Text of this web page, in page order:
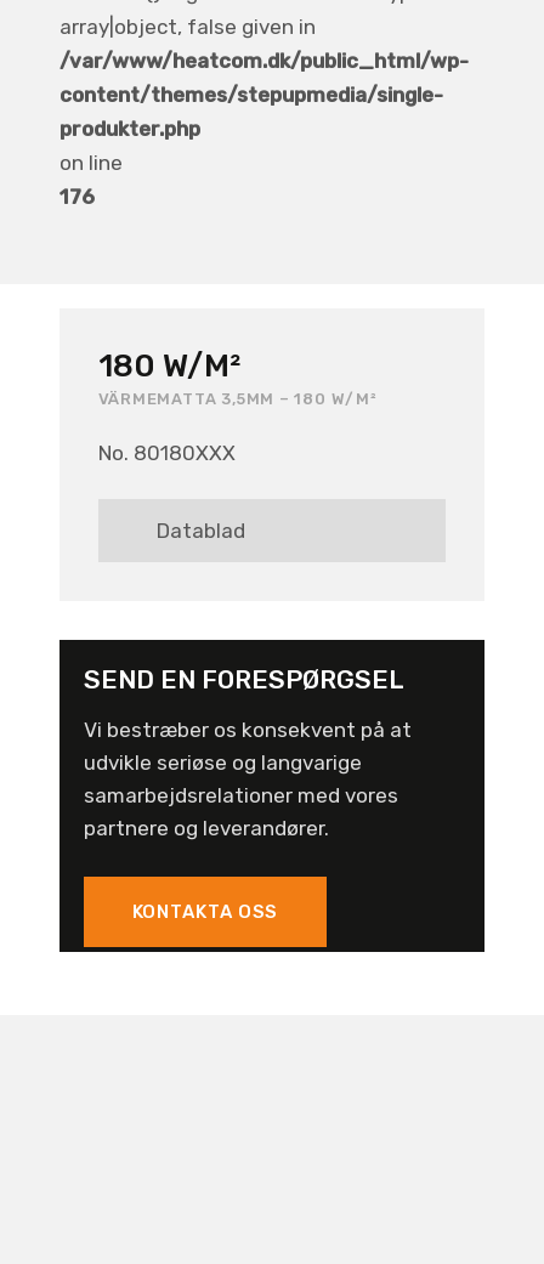
array|object, false given in
/var/www/heatcom.dk/public_html/wp-
content/themes/stepupmedia/single-
produkter.php
on line
176
180 W/M²
VÄRMEMATTA 3,5MM – 180 W/M²
No. 80180XXX
Datablad
SEND EN FORESPØRGSEL
Vi bestræber os konsekvent på at
udvikle seriøse og langvarige
samarbejdsrelationer med vores
partnere og leverandører.
KONTAKTA OSS